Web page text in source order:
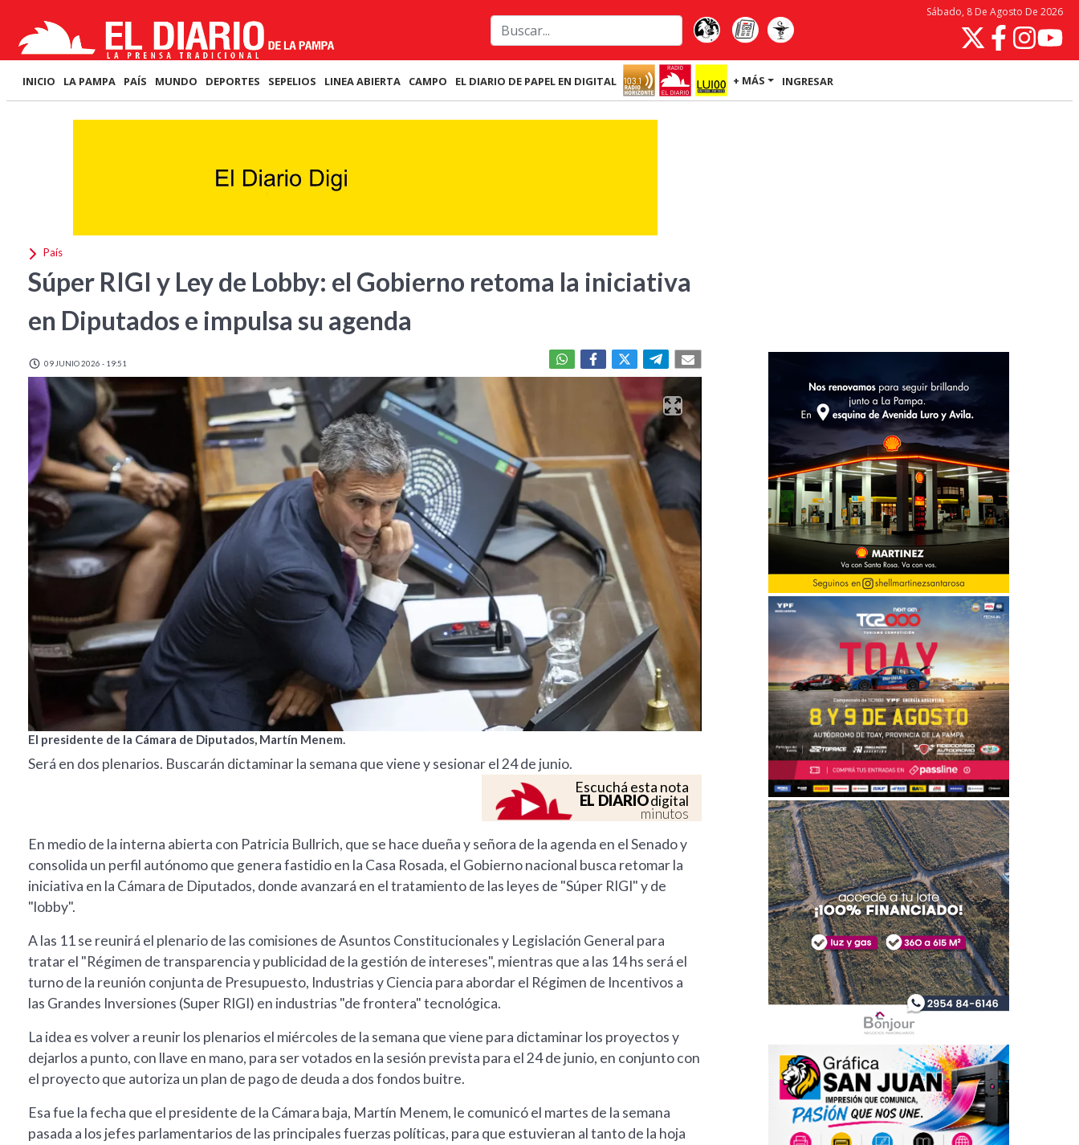
Sábado, 8 De Agosto De 2026
INICIO LA PAMPA PAÍS MUNDO DEPORTES SEPELIOS LINEA ABIERTA CAMPO EL DIARIO DE PAPEL EN DIGITAL + MÁS INGRESAR
País
Súper RIGI y Ley de Lobby: el Gobierno retoma la iniciativa
en Diputados e impulsa su agenda
09 JUNIO 2026 - 19:51
El presidente de la Cámara de Diputados, Martín Menem.
Será en dos plenarios. Buscarán dictaminar la semana que viene y sesionar el 24 de junio.
Escuchá esta nota
EL DIARIOdigital
minutos
En medio de la interna abierta con Patricia Bullrich, que se hace dueña y señora de la agenda en el Senado y
consolida un perfil autónomo que genera fastidio en la Casa Rosada, el Gobierno nacional busca retomar la
iniciativa en la Cámara de Diputados, donde avanzará en el tratamiento de las leyes de "Súper RIGI" y de
"lobby".
A las 11 se reunirá el plenario de las comisiones de Asuntos Constitucionales y Legislación General para
tratar el "Régimen de transparencia y publicidad de la gestión de intereses", mientras que a las 14 hs será el
turno de la reunión conjunta de Presupuesto, Industrias y Ciencia para abordar el Régimen de Incentivos a
las Grandes Inversiones (Super RIGI) en industrias "de frontera" tecnológica.
La idea es volver a reunir los plenarios el miércoles de la semana que viene para dictaminar los proyectos y
dejarlos a punto, con llave en mano, para ser votados en la sesión prevista para el 24 de junio, en conjunto con
el proyecto que autoriza un plan de pago de deuda a dos fondos buitre.
Esa fue la fecha que el presidente de la Cámara baja, Martín Menem, le comunicó el martes de la semana
pasada a los jefes parlamentarios de las principales fuerzas políticas, para que estuvieran al tanto de la hoja